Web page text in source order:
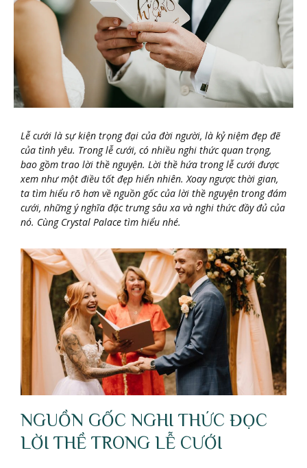
Lễ cưới là sự kiện trọng đại của đời người, là kỷ niệm đẹp đẽ
của tình yêu. Trong lễ cưới, có nhiều nghi thức quan trọng,
bao gồm trao lời thề nguyện. Lời thề hứa trong lễ cưới được
xem như một điều tốt đẹp hiển nhiên. Xoay ngược thời gian,
ta tìm hiểu rõ hơn về nguồn gốc của lời thề nguyện trong đám
cưới, những ý nghĩa đặc trưng sâu xa và nghi thức đầy đủ của
nó. Cùng Crystal Palace tìm hiểu nhé.
NGUỒN GỐC NGHI THỨC ĐỌC
LỜI THỀ TRONG LỄ CƯỚI